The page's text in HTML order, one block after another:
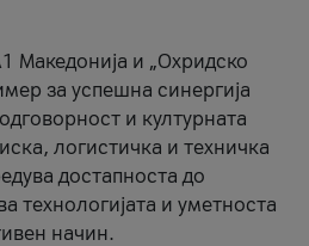
Македонија и „Охридско
за успешна синергија
и културната
логистичка и техничка
достапноста до
технологијата и уметноста
начин.